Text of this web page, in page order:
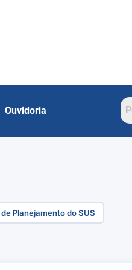
Ouvidoria
Planejamento do SUS